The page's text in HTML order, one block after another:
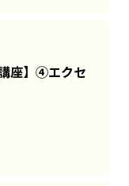
座】④エクセ